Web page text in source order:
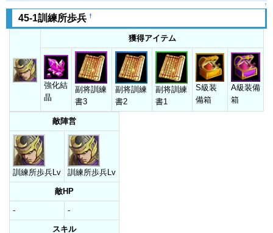
↑
45-1訓練所歩兵 †
獲得アイテム
強化結
晶
副将訓練
書3
副将訓練
書2
副将訓練
書1
S級装
備箱
A級装備
箱
敵陣営
訓練所歩兵Lv 訓練所歩兵Lv
敵HP
- -
スキル